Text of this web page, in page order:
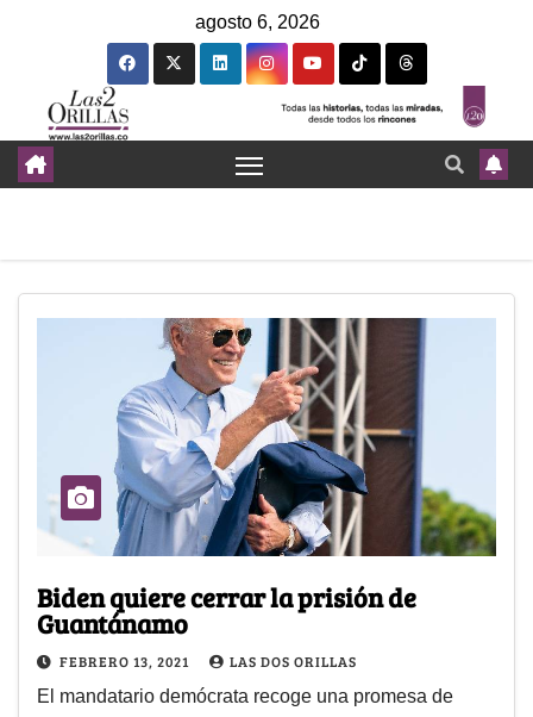
agosto 6, 2026
Biden quiere cerrar la prisión de
Guantánamo
FEBRERO 13, 2021 LAS DOS ORILLAS
El mandatario demócrata recoge una promesa de